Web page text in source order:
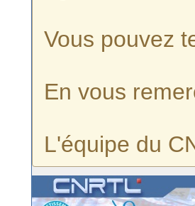
Vous pouvez
En vous
L'équipe du